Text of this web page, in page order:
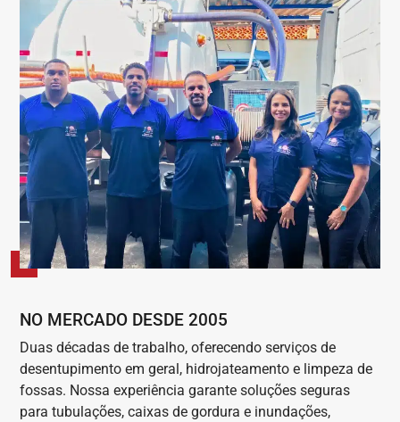
NO MERCADO DESDE 2005
Duas décadas de trabalho, oferecendo serviços de
desentupimento em geral, hidrojateamento e limpeza de
fossas. Nossa experiência garante soluções seguras
para tubulações, caixas de gordura e inundações,